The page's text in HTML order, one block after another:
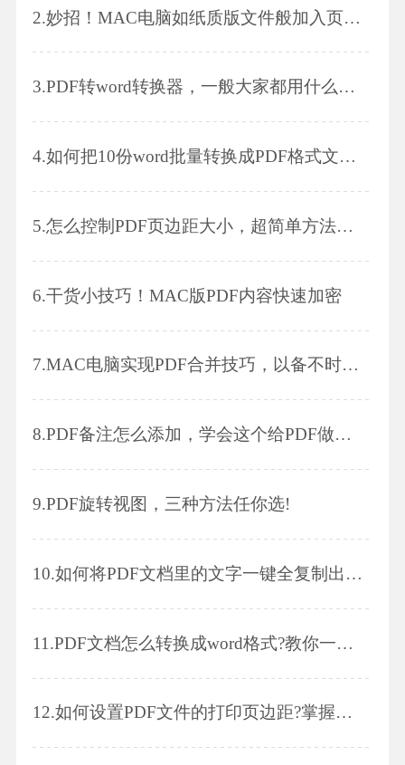
2.妙招！MAC电脑如纸质版文件般加入页码！
3.PDF转word转换器，一般大家都用什么软件?
4.如何把10份word批量转换成PDF格式文件?三步学会!
5.怎么控制PDF页边距大小，超简单方法推荐!
6.干货小技巧！MAC版PDF内容快速加密
7.MAC电脑实现PDF合并技巧，以备不时之需哦～
8.PDF备注怎么添加，学会这个给PDF做批注吧~
9.PDF旋转视图，三种方法任你选!
10.如何将PDF文档里的文字一键全复制出来?
11.PDF文档怎么转换成word格式?教你一招轻松解决!
12.如何设置PDF文件的打印页边距?掌握这招就够了!